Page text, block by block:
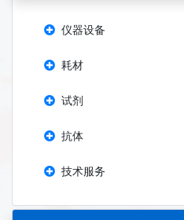
仪器设备
耗材
试剂
抗体
技术服务